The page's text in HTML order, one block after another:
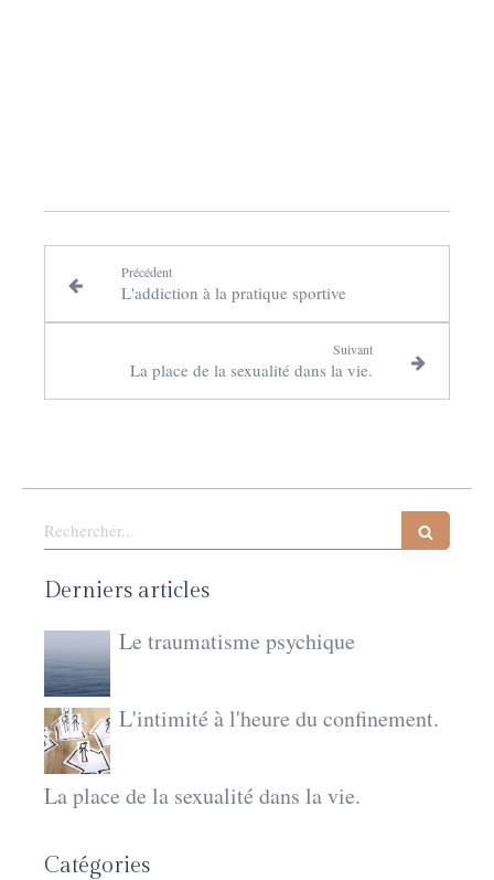
Précédent
L'addiction à la pratique sportive
Suivant
La place de la sexualité dans la vie.
Rechercher
Derniers articles
Le traumatisme psychique
L'intimité à l'heure du confinement.
La place de la sexualité dans la vie.
Catégories